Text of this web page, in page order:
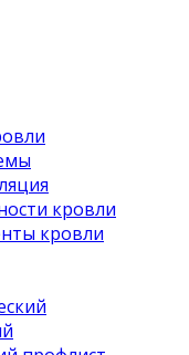
кровли
кровли